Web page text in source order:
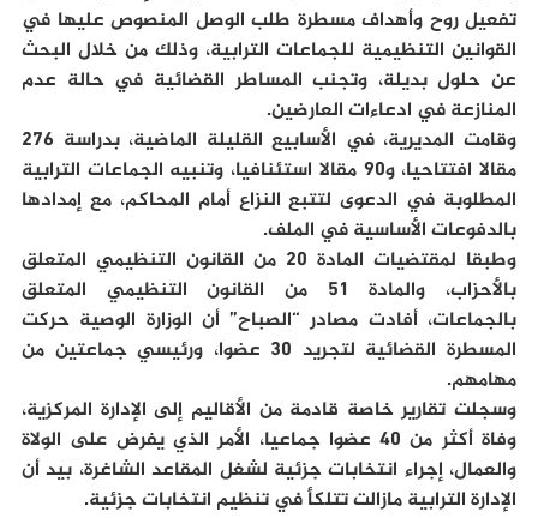
تفعيل روح وأهداف مسطرة طلب الوصل المنصوص عليها في
القوانين التنظيمية للجماعات الترابية، وذلك من خلال البحث
عن حلول بديلة، وتجنب المساطر القضائية في حالة عدم
المنازعة في ادعاءات العارضين.
وقامت المديرية، في الأسابيع القليلة الماضية، بدراسة 276
مقالا افتتاحيا، و90 مقالا استئنافيا، وتنبيه الجماعات الترابية
المطلوبة في الدعوى لتتبع النزاع أمام المحاكم، مع إمدادها
بالدفوعات الأساسية في الملف.
وطبقا لمقتضيات المادة 20 من القانون التنظيمي المتعلق
بالأحزاب، والمادة 51 من القانون التنظيمي المتعلق
بالجماعات، أفادت مصادر “الصباح” أن الوزارة الوصية حركت
المسطرة القضائية لتجريد 30 عضوا، ورئيسي جماعتين من
مهامهم.
وسجلت تقارير خاصة قادمة من الأقاليم إلى الإدارة المركزية،
وفاة أكثر من 40 عضوا جماعيا، الأمر الذي يفرض على الولاة
والعمال، إجراء انتخابات جزئية لشغل المقاعد الشاغرة، بيد أن
الإدارة الترابية مازالت تتلكأ في تنظيم انتخابات جزئية.